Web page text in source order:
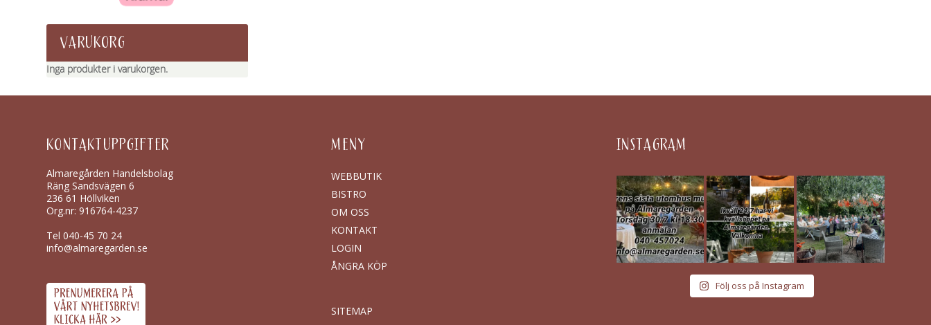
VARUKORG
Inga produkter i varukorgen.
KONTAKTUPPGIFTER
Almaregården Handelsbolag
Räng Sandsvägen 6
236 61 Höllviken
Org.nr: 916764-4237
Tel040-45 70 24
info@almaregarden.se
MENY
WEBBUTIK
BISTRO
OM OSS
KONTAKT
LOGIN
ÅNGRA KÖP
SITEMAP
INSTAGRAM
Följ oss på Instagram